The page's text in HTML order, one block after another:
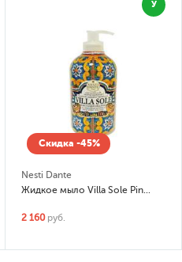
У
Скидка -45%
Nesti Dante
Жидкое мыло Villa Sole Pineapple Flowers From Etna Volcano (Цветы Этны)
2 160 руб.